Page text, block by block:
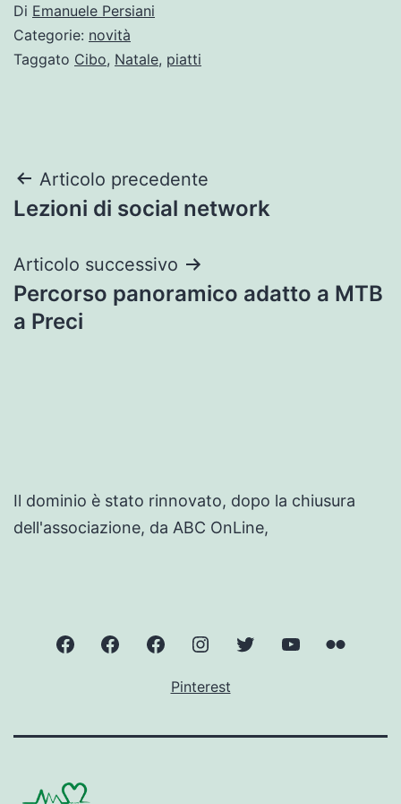
Di Emanuele Persiani
Categorie: novità
Taggato Cibo, Natale, piatti
Navigazione
articoli
Articolo precedente
Lezioni di social network
Articolo successivo
Percorso panoramico adatto a MTB
a Preci
Il dominio è stato rinnovato, dopo la chiusura
dell'associazione, da ABC OnLine,
ValnerinaOnLine
Norcia Cascate
delle
Instagram
–
Twitter YouTube
Pinterest